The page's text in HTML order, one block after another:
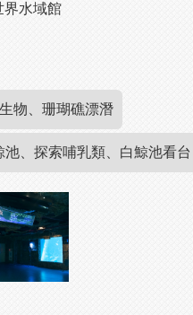
界水域館
物、珊瑚礁漂潛
池、探索哺乳類、白鯨池看台